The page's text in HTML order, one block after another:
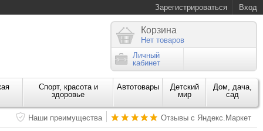
Зарегистрироваться Вход
Корзина
Нет товаров
Личный
кабинет
Спорт, красота и
здоровье
Автотовары
Детский
мир
Дом, дача,
сад
Наши преимущества Отзывы с Яндекс.Маркет